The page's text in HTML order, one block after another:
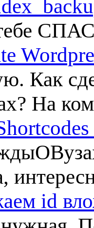
Как
На
id